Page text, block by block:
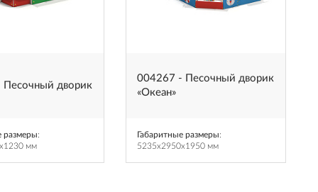
дворик
размеры:
мм
004267 - Песочный дворик
«Океан»
Габаритные размеры:
5235x2950x1950 мм